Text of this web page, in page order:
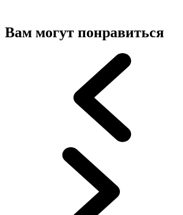
Вам могут понравиться